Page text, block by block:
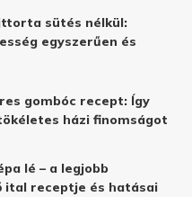
sütés nélkül:
egyszerűen és
gombóc recept: Így
házi finomságot
lé – a legjobb
ital receptje és hatásai